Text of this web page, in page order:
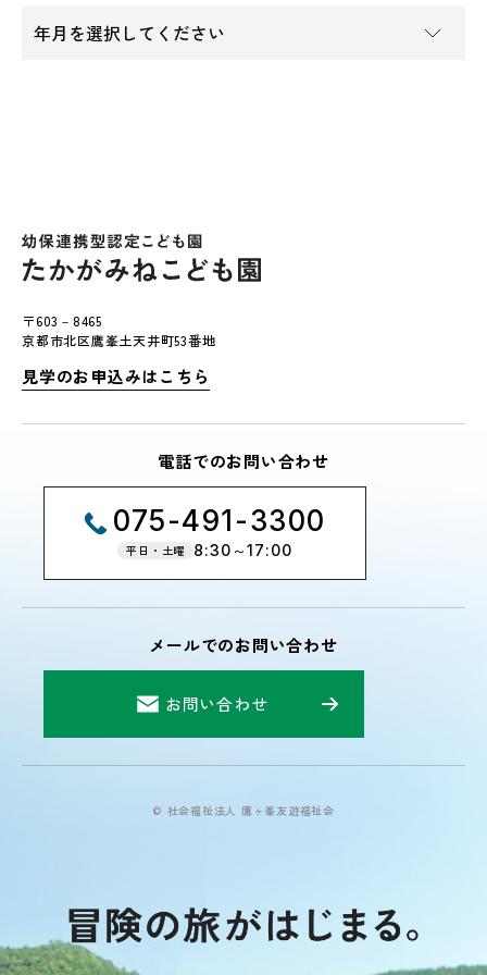
〒603－8465
京都市北区鷹峯土天井町53番地
見学のお申込みはこちら
電話でのお問い合わせ
075-491-3300
平日・土曜 8:30～17:00
メールでのお問い合わせ
お問い合わせ
© 社会福祉法人 鷹ヶ峯友遊福祉会